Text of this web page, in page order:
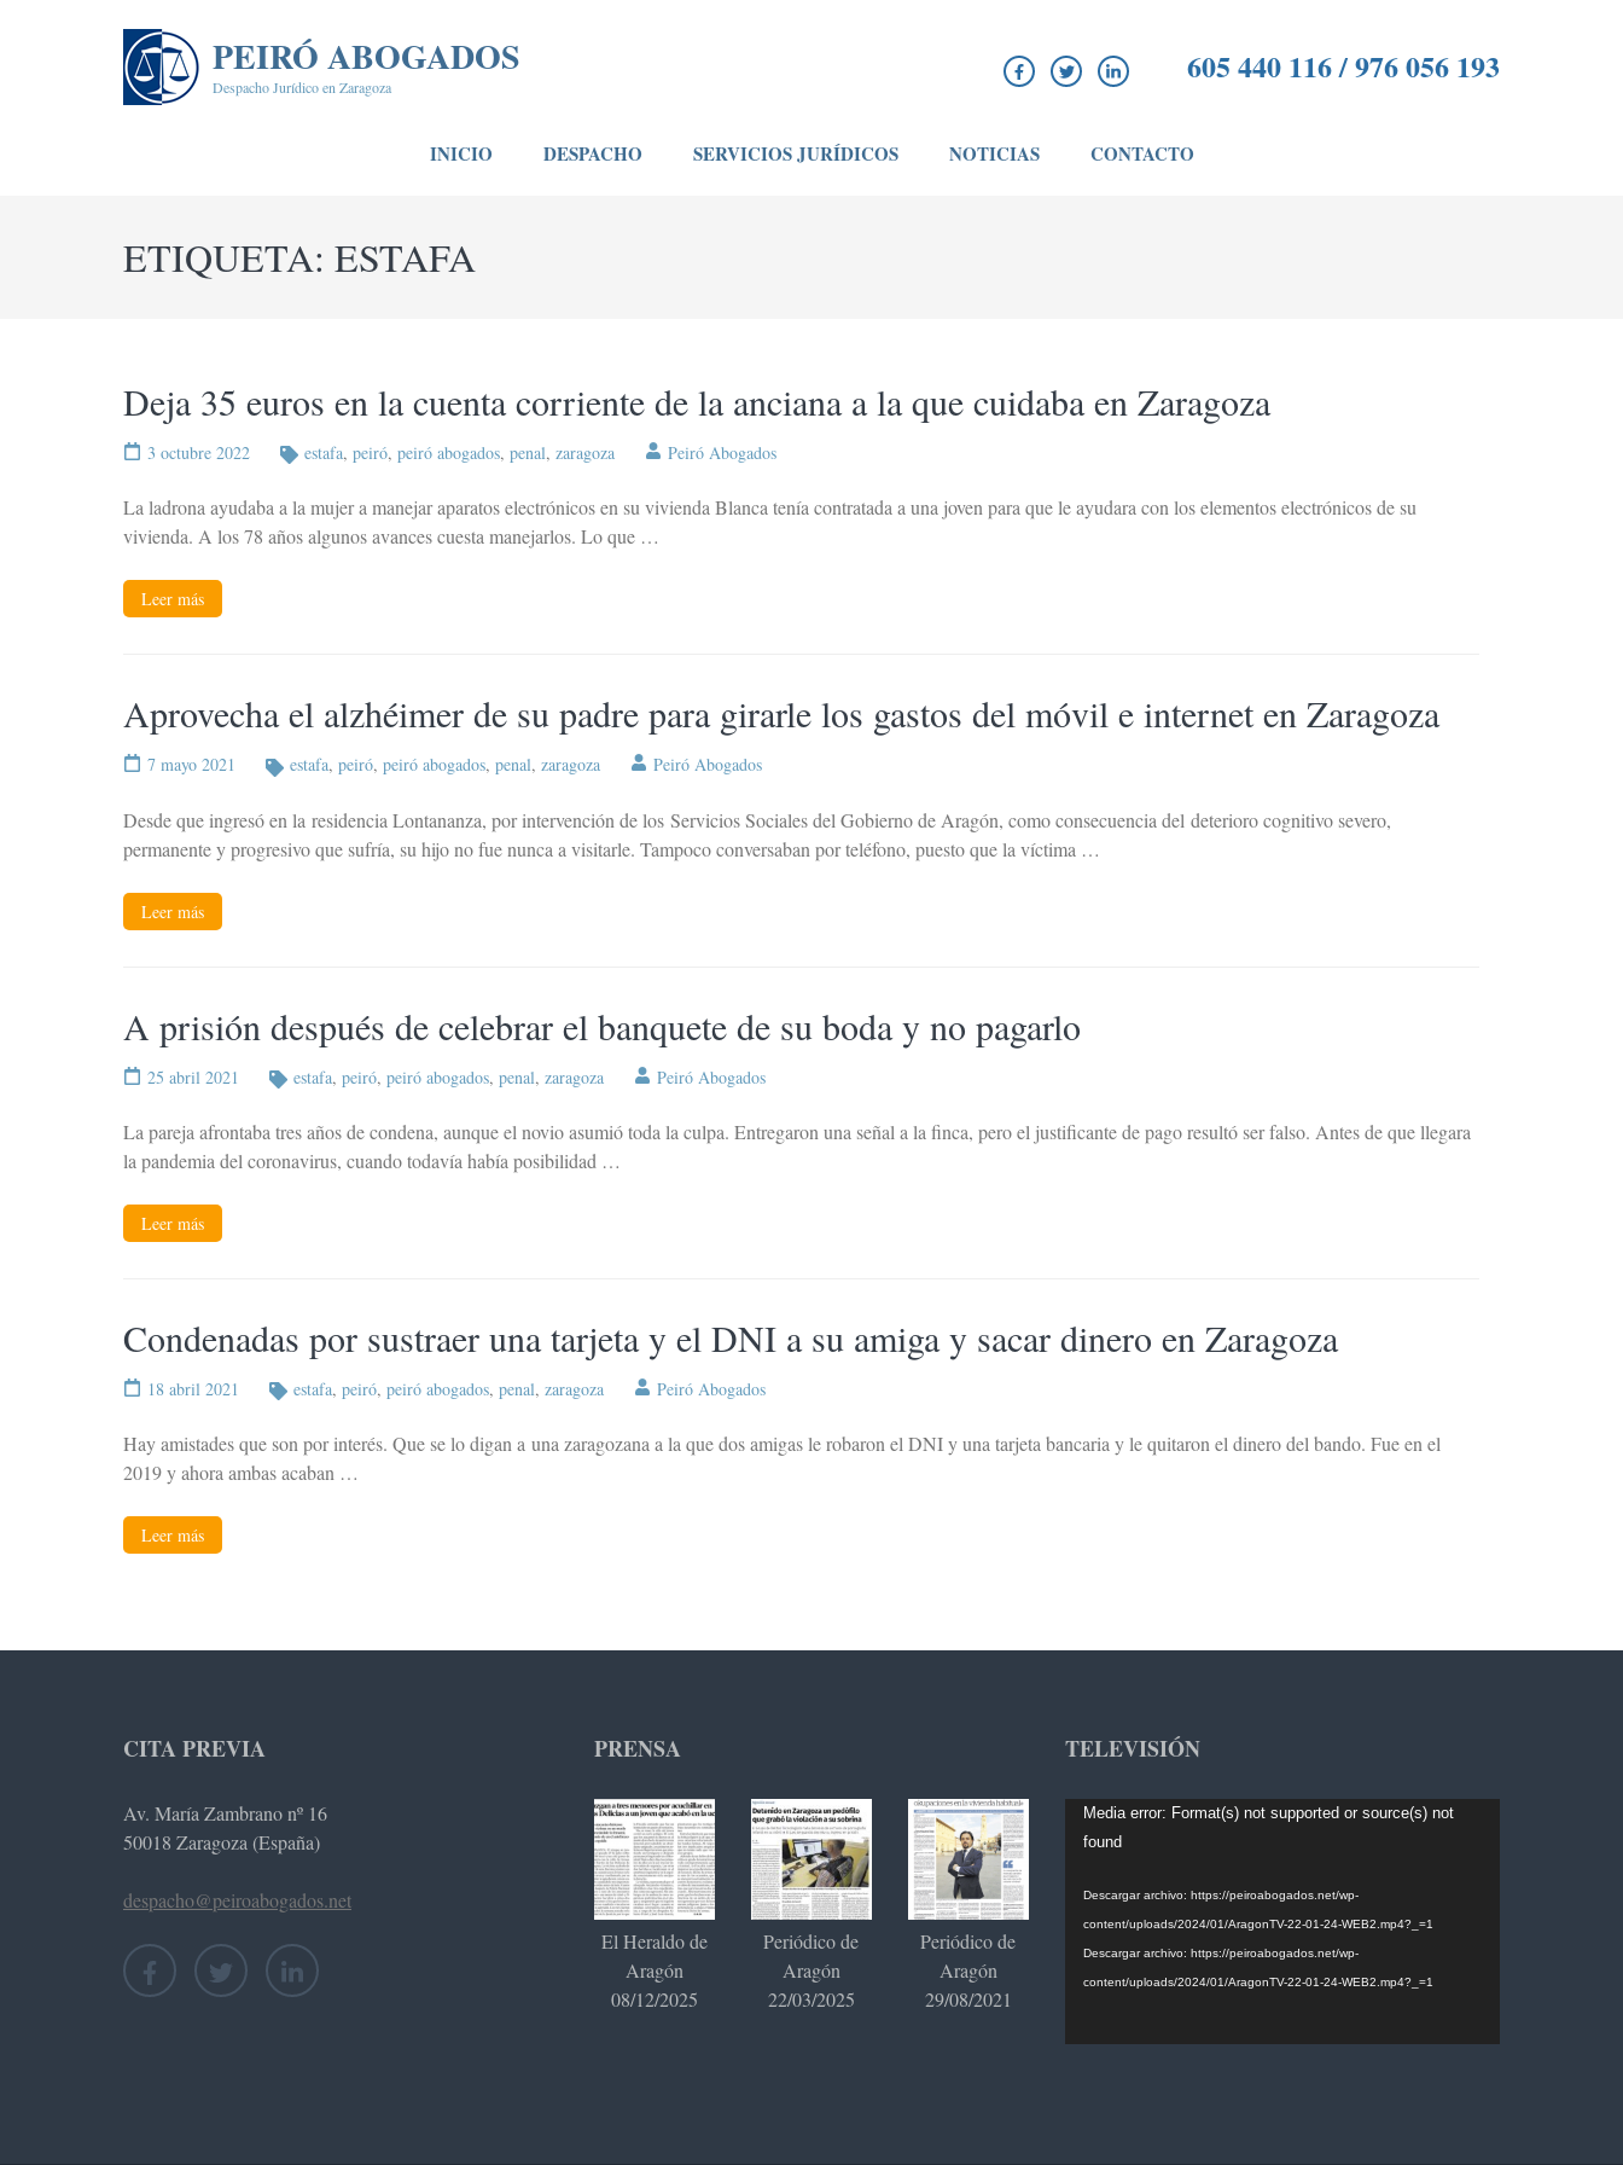
PEIRÓ ABOGADOS
Despacho Jurídico en Zaragoza 605 440 116 / 976 056 193
INICIO DESPACHO SERVICIOS JURÍDICOS NOTICIAS CONTACTO
ETIQUETA: ESTAFA
Deja 35 euros en la cuenta corriente de la anciana a la que cuidaba en Zaragoza
3 octubre 2022 estafa, peiró, peiró abogados, penal, zaragoza Peiró Abogados
La ladrona ayudaba a la mujer a manejar aparatos electrónicos en su vivienda Blanca tenía contratada a una joven para que le ayudara con los elementos electrónicos de su
vivienda. A los 78 años algunos avances cuesta manejarlos. Lo que …
Leer más
Aprovecha el alzhéimer de su padre para girarle los gastos del móvil e internet en Zaragoza
7 mayo 2021 estafa, peiró, peiró abogados, penal, zaragoza Peiró Abogados
Desde que ingresó en la residencia Lontananza, por intervención de los Servicios Sociales del Gobierno de Aragón, como consecuencia del deterioro cognitivo severo,
permanente y progresivo que sufría, su hijo no fue nunca a visitarle. Tampoco conversaban por teléfono, puesto que la víctima …
Leer más
A prisión después de celebrar el banquete de su boda y no pagarlo
25 abril 2021 estafa, peiró, peiró abogados, penal, zaragoza Peiró Abogados
La pareja afrontaba tres años de condena, aunque el novio asumió toda la culpa. Entregaron una señal a la finca, pero el justificante de pago resultó ser falso. Antes de que llegara
la pandemia del coronavirus, cuando todavía había posibilidad …
Leer más
Condenadas por sustraer una tarjeta y el DNI a su amiga y sacar dinero en Zaragoza
18 abril 2021 estafa, peiró, peiró abogados, penal, zaragoza Peiró Abogados
Hay amistades que son por interés. Que se lo digan a una zaragozana a la que dos amigas le robaron el DNI y una tarjeta bancaria y le quitaron el dinero del bando. Fue en el
2019 y ahora ambas acaban …
Leer más
CITA PREVIA
Av. María Zambrano nº 16
50018 Zaragoza (España)
despacho@peiroabogados.net
PRENSA
El Heraldo de
Aragón
08/12/2025
Periódico de
Aragón
22/03/2025
Periódico de
Aragón
29/08/2021
TELEVISIÓN
Reproductor
Media error: Format(s) not supported or source(s) not
found
Descargar archivo: https://peiroabogados.net/wp-
content/uploads/2024/01/AragonTV-22-01-24-WEB2.mp4?_=1
Descargar archivo: https://peiroabogados.net/wp-
content/uploads/2024/01/AragonTV-22-01-24-WEB2.mp4?_=1